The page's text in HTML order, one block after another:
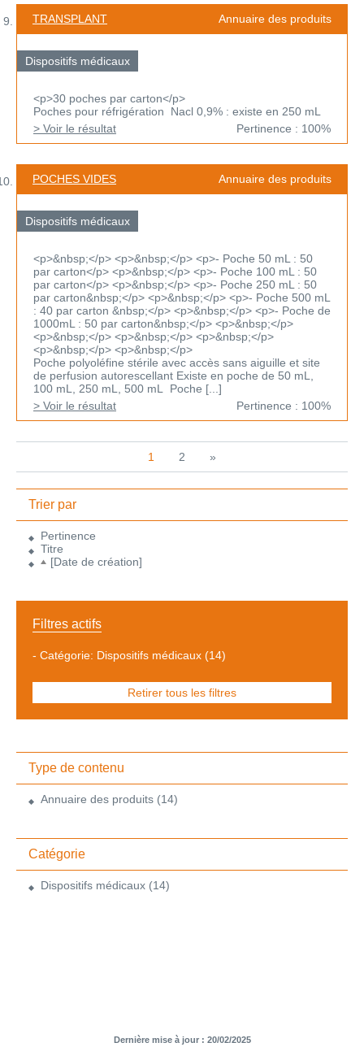
TRANSPLANT Annuaire des produits
Dispositifs médicaux
<p>30 poches par carton</p>
Poches pour réfrigération Nacl 0,9% : existe en 250 mL
> Voir le résultat
Pertinence : 100%
POCHES VIDES Annuaire des produits
Dispositifs médicaux
<p>&nbsp;</p> <p>&nbsp;</p> <p>- Poche 50 mL : 50
par carton</p> <p>&nbsp;</p> <p>- Poche 100 mL : 50
par carton</p> <p>&nbsp;</p> <p>- Poche 250 mL : 50
par carton&nbsp;</p> <p>&nbsp;</p> <p>- Poche 500 mL
: 40 par carton &nbsp;</p> <p>&nbsp;</p> <p>- Poche de
1000mL : 50 par carton&nbsp;</p> <p>&nbsp;</p>
<p>&nbsp;</p> <p>&nbsp;</p> <p>&nbsp;</p>
<p>&nbsp;</p> <p>&nbsp;</p>
Poche polyoléfine stérile avec accès sans aiguille et site
de perfusion autorescellant Existe en poche de 50 mL,
100 mL, 250 mL, 500 mL Poche [...]
> Voir le résultat
Pertinence : 100%
1 2 »
Trier par
Pertinence
Titre
[Date de création]
Filtres actifs
- Catégorie: Dispositifs médicaux (14)
Retirer tous les filtres
Type de contenu
Annuaire des produits (14)
Catégorie
Dispositifs médicaux (14)
Dernière mise à jour : 20/02/2025